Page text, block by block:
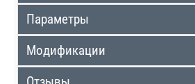
Параметры
Модификации